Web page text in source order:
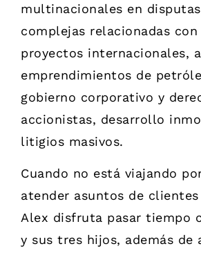
multinacionales en
complejas relacionadas
proyectos internacionales,
emprendimientos de
gobierno corporativo y
accionistas, desarrollo
litigios masivos.
Cuando no está viajando
atender asuntos de
Alex disfruta pasar tiempo
y sus tres hijos, además de